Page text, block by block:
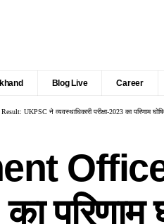
Blog Live Career
UKPSC ने व्यवस्थाधिकारी परीक्षा-2023 का परिणाम
परिणाम